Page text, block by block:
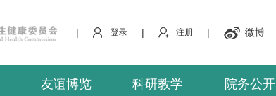
| 登录 | 注册 | 微博
友谊博览 科研教学 院务公开